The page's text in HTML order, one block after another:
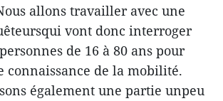
allons travailler avec une
vont donc interroger
de 16 à 80 ans pour
connaissance de la mobilité.
également une partie unpeu